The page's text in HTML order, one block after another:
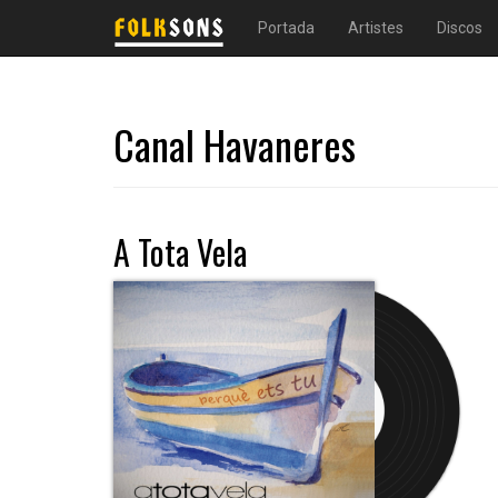
Portada Artistes Discos
Canal Havaneres
A Tota Vela